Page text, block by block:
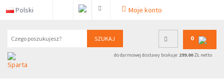
Polski Moje konto
SZUKAJ 0
do darmowej dostawy brakuje: 299.00ZŁ netto